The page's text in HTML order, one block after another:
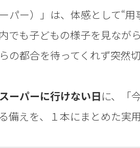
ー）」は、体感として“用
でも子どもの様子を見なが
都合を待ってくれず突然切
ーパーに行けない日に、「
備えを、１本にまとめた実用